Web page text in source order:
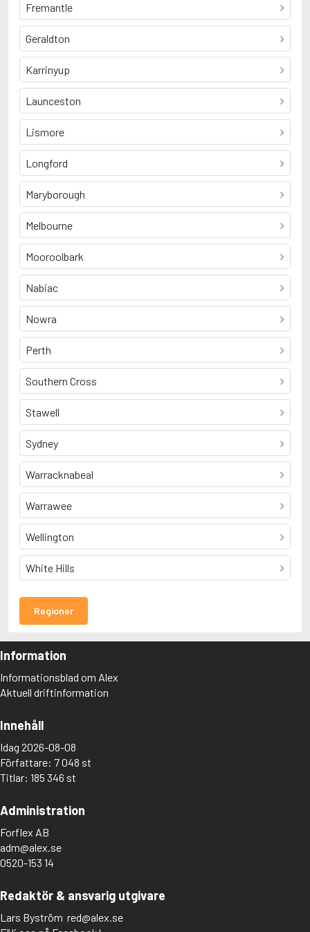
Fremantle
Geraldton
Karrinyup
Launceston
Lismore
Longford
Maryborough
Melbourne
Mooroolbark
Nabiac
Nowra
Perth
Southern Cross
Stawell
Sydney
Warracknabeal
Warrawee
Wellington
White Hills
Regioner
Information
Informationsblad om Alex
Aktuell driftinformation
Innehåll
Idag 2026-08-08
Författare: 7 048 st
Titlar: 185 346 st
Administration
Forflex AB
adm@alex.se
0520-153 14
Redaktör & ansvarig utgivare
Lars Byström red@alex.se